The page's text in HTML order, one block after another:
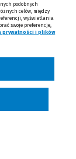
podobnych
celów, między
wyświetlania
swoje preferencje,
prywatności i plików